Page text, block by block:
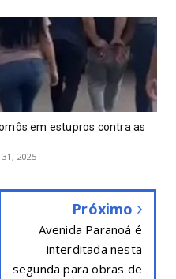
em estupros contra as
2025
Próximo
Avenida Paranoá é
interditada nesta
segunda para obras de